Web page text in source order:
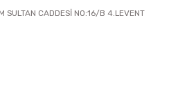
SULTAN CADDESİ NO:16/B 4.LEVENT